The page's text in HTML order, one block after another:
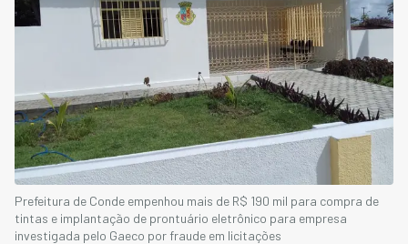
Prefeitura de Conde empenhou mais de R$ 190 mil para compra de
tintas e implantação de prontuário eletrônico para empresa
investigada pelo Gaeco por fraude em licitações